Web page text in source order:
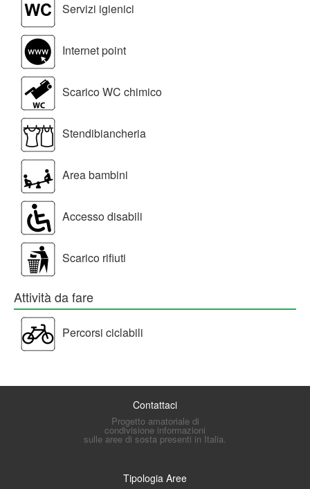
Servizi igienici
Internet point
Scarico WC chimico
Stendibiancheria
Area bambini
Accesso disabili
Scarico rifiuti
Attività da fare
Percorsi ciclabili
Contattaci
Progetto amatoriale di
condivisione informazioni
sulle aree di sosta presenti in Italia.
Tipologia Aree